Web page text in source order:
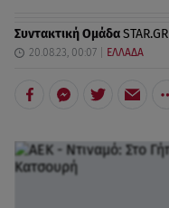
Συντακτική ΟμάδαSTAR.GR
20.08.23, 00:07 ΕΛΛΑΔΑ